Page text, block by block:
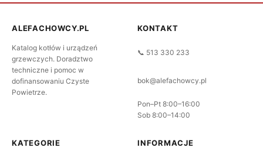
ALEFACHOWCY.PL
Katalog kotłów i urządzeń
grzewczych. Doradztwo
techniczne i pomoc w
dofinansowaniu Czyste
Powietrze.
KONTAKT
📞 513 330 233
bok@alefachowcy.pl
Pon–Pt 8:00–16:00
Sob 8:00–14:00
KATEGORIE INFORMACJE